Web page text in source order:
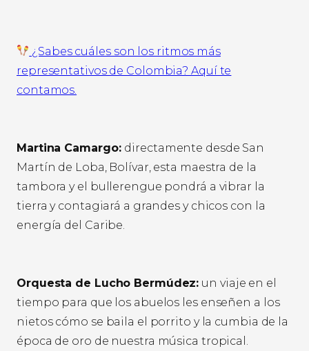
​ ¿Sabes cuáles son los ritmos más
representativos de Colombia? Aquí te
contamos.
Martina Camargo: directamente desde San
Martín de Loba, Bolívar, esta maestra de la
tambora y el bullerengue pondrá a vibrar la
tierra y contagiará a grandes y chicos con la
energía del Caribe.
Orquesta de Lucho Bermúdez: un viaje en el
tiempo para que los abuelos les enseñen a los
nietos cómo se baila el porrito y la cumbia de la
época de oro de nuestra música tropical.